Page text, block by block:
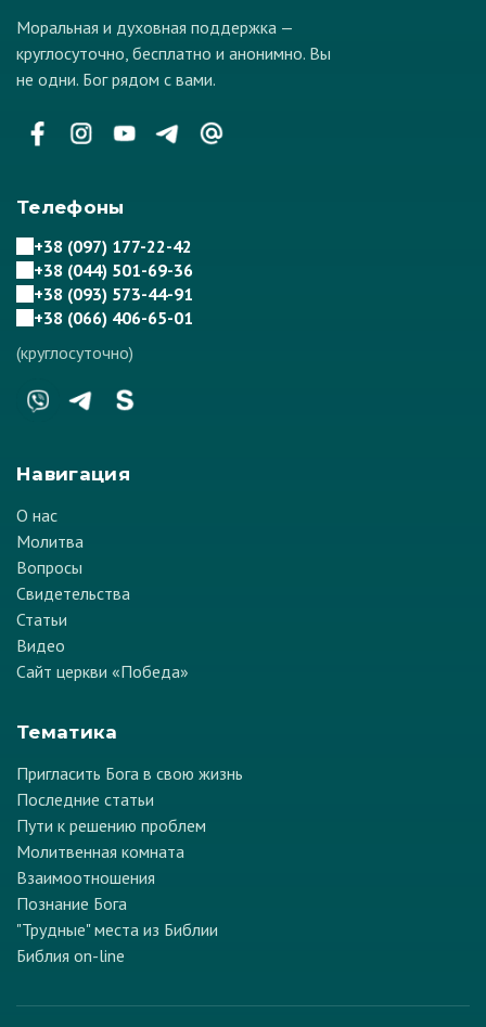
Моральная и духовная поддержка —
круглосуточно, бесплатно и анонимно. Вы
не одни. Бог рядом с вами.
Телефоны
+38 (097) 177-22-42
+38 (044) 501-69-36
+38 (093) 573-44-91
+38 (066) 406-65-01
(круглосуточно)
Навигация
О нас
Молитва
Вопросы
Свидетельства
Статьи
Видео
Сайт церкви «Победа»
Тематика
Пригласить Бога в свою жизнь
Последние статьи
Пути к решению проблем
Молитвенная комната
Взаимоотношения
Познание Бога
"Трудные" места из Библии
Библия on-line